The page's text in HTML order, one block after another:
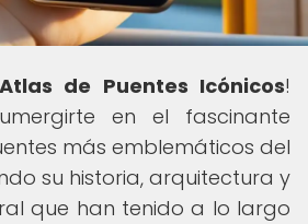
Atlas de Puentes Icónicos!
en el fascinante
más emblemáticos del
su historia, arquitectura y
que han tenido a lo largo